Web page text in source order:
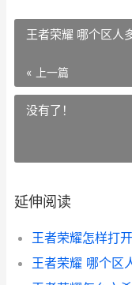
王者荣耀 哪个区人
« 上一篇
没有了！
延伸阅读
王者荣耀怎样打
王者荣耀 哪个区